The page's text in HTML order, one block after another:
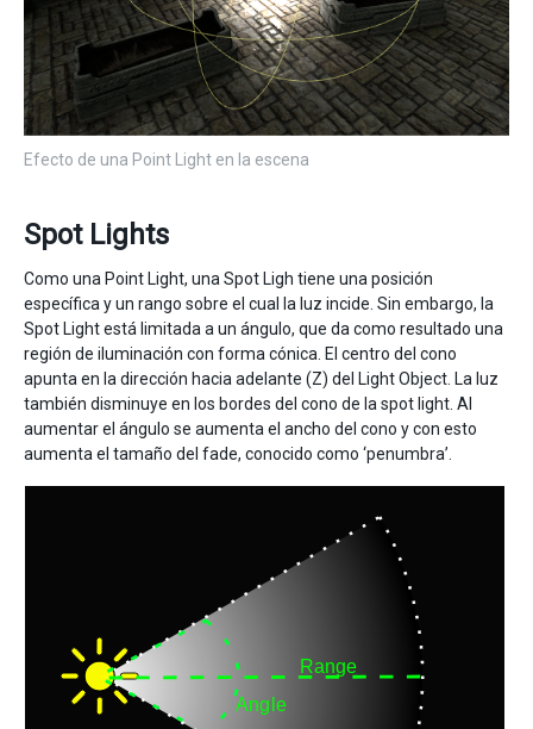
Efecto de una Point Light en la escena
Spot Lights
Como una Point Light, una Spot Ligh tiene una posición
específica y un rango sobre el cual la luz incide. Sin embargo, la
Spot Light está limitada a un ángulo, que da como resultado una
región de iluminación con forma cónica. El centro del cono
apunta en la dirección hacia adelante (Z) del Light Object. La luz
también disminuye en los bordes del cono de la spot light. Al
aumentar el ángulo se aumenta el ancho del cono y con esto
aumenta el tamaño del fade, conocido como ‘penumbra’.